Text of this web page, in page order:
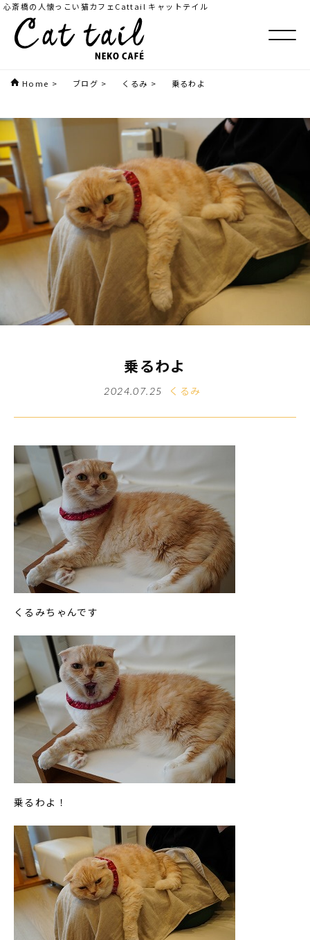
心斎橋の人懐っこい猫カフェCattail キャットテイル
Home > ブログ > くるみ > 乗るわよ
乗るわよ
2024.07.25 くるみ
くるみちゃんです
乗るわよ！